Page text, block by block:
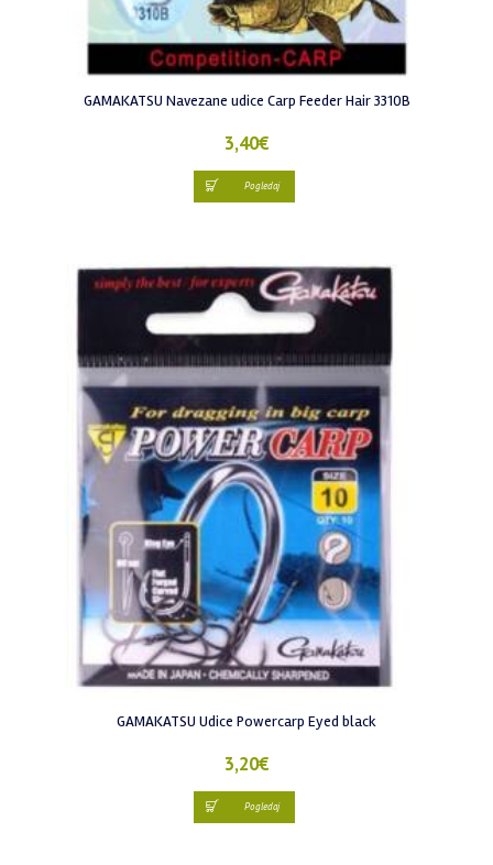
GAMAKATSU Navezane udice Carp Feeder Hair 3310B
3,40€
Pogledaj
GAMAKATSU Udice Powercarp Eyed black
3,20€
Pogledaj